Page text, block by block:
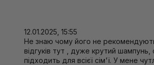
12.01.2025, 15:55
Не знаю чому його не
відгуків тут , дуже крутий шампунь,
підходить для всієї сім'ї. У мене